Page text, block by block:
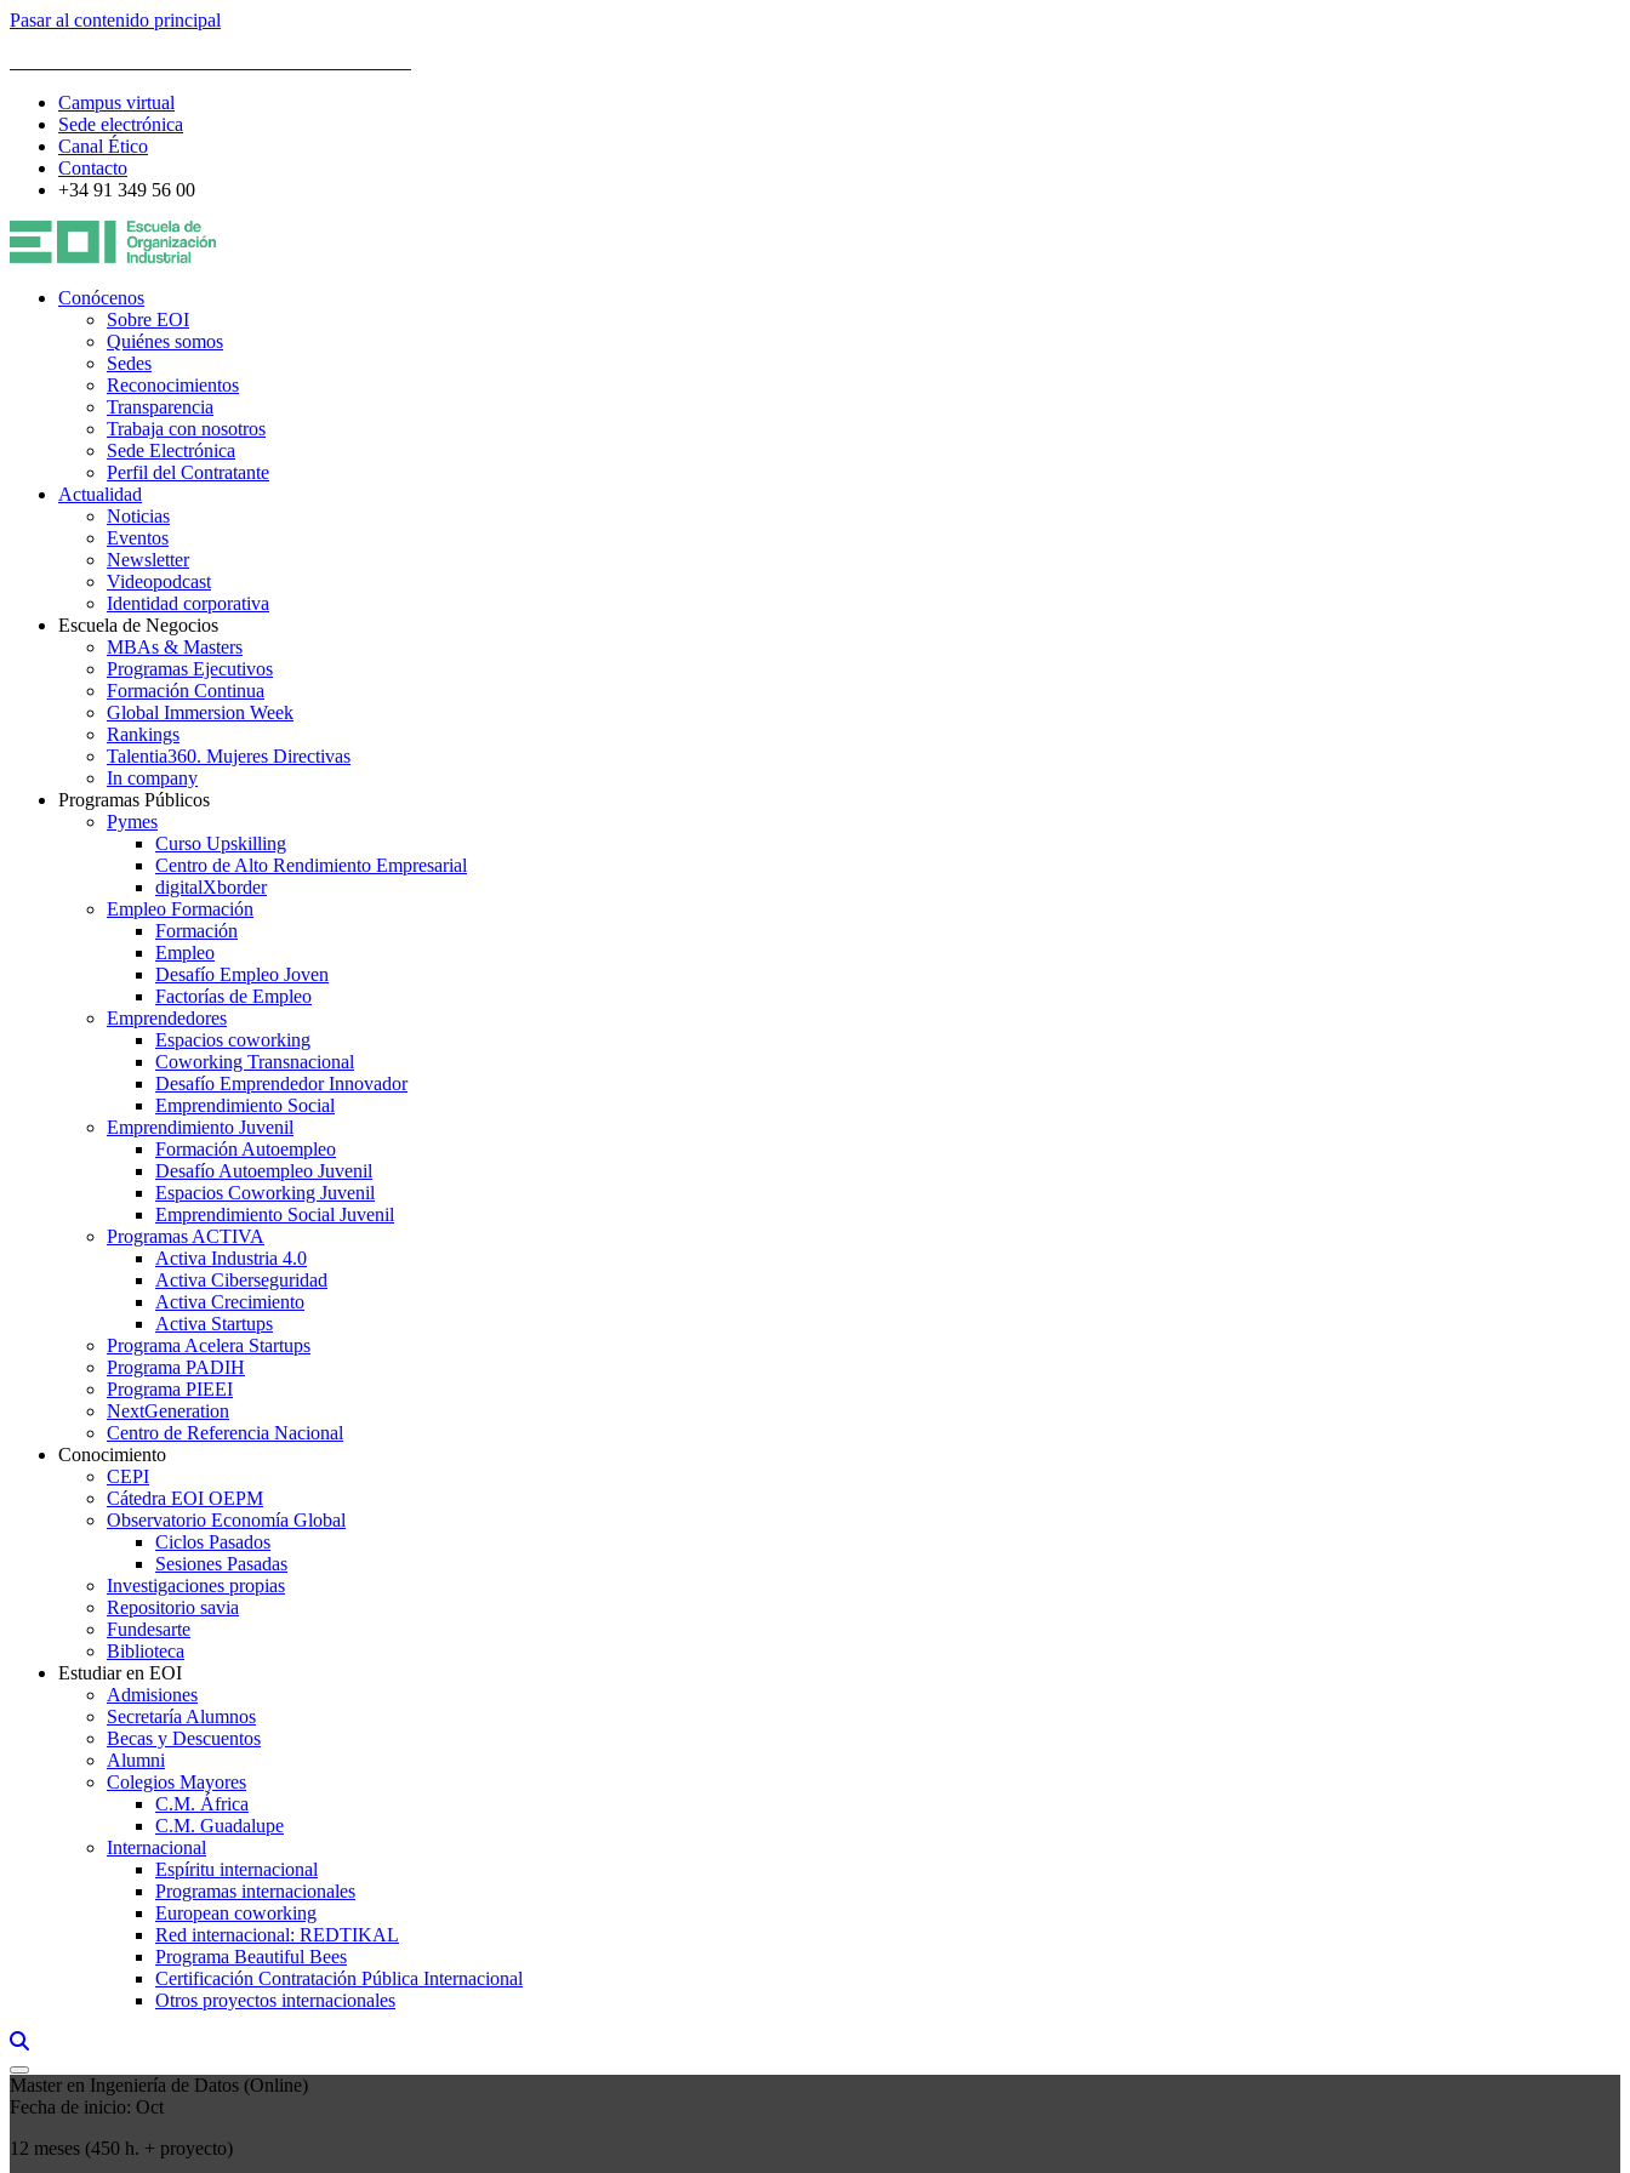
Pasar al contenido principal
Campus virtual
Sede electrónica
Canal Ético
Contacto
+34 91 349 56 00
Conócenos
Sobre EOI
Quiénes somos
Sedes
Reconocimientos
Transparencia
Trabaja con nosotros
Sede Electrónica
Perfil del Contratante
Actualidad
Noticias
Eventos
Newsletter
Videopodcast
Identidad corporativa
Escuela de Negocios
MBAs & Masters
Programas Ejecutivos
Formación Continua
Global Immersion Week
Rankings
Talentia360. Mujeres Directivas
In company
Programas Públicos
Pymes
Curso Upskilling
Centro de Alto Rendimiento Empresarial
digitalXborder
Empleo Formación
Formación
Empleo
Desafío Empleo Joven
Factorías de Empleo
Emprendedores
Espacios coworking
Coworking Transnacional
Desafío Emprendedor Innovador
Emprendimiento Social
Emprendimiento Juvenil
Formación Autoempleo
Desafío Autoempleo Juvenil
Espacios Coworking Juvenil
Emprendimiento Social Juvenil
Programas ACTIVA
Activa Industria 4.0
Activa Ciberseguridad
Activa Crecimiento
Activa Startups
Programa Acelera Startups
Programa PADIH
Programa PIEEI
NextGeneration
Centro de Referencia Nacional
Conocimiento
CEPI
Cátedra EOI OEPM
Observatorio Economía Global
Ciclos Pasados
Sesiones Pasadas
Investigaciones propias
Repositorio savia
Fundesarte
Biblioteca
Estudiar en EOI
Admisiones
Secretaría Alumnos
Becas y Descuentos
Alumni
Colegios Mayores
C.M. África
C.M. Guadalupe
Internacional
Espíritu internacional
Programas internacionales
European coworking
Red internacional: REDTIKAL
Programa Beautiful Bees
Certificación Contratación Pública Internacional
Otros proyectos internacionales
Master en Ingeniería de Datos (Online)
Fecha de inicio: Oct
12 meses (450 h. + proyecto)